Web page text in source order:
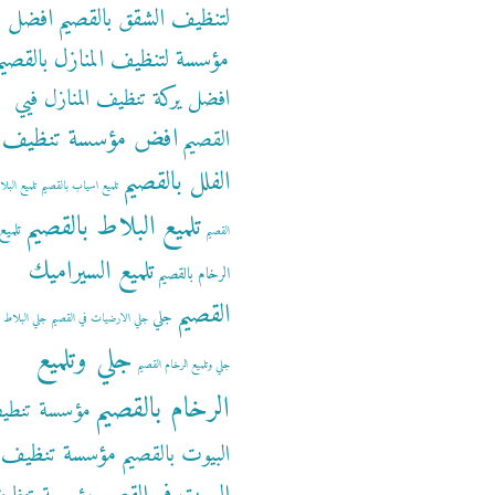
لتنظيف الشقق بالقصيمافضل
مؤسسة لتنظيف المنازل
افضل يركة تنظيف المنازل فيي
القصيمافض مؤسسة تنظيف
الفلل بالقصيم تلميع اسياب بالقصيم تلميع
القصيم تلميع البلاط بالقصيم تلميع
الرخام بالقصيمتلميع السيراميك
القصيم جلي جلي الارضيات في القصيم جلي البلاط
جلي وتلميع الرخام القصيم جلي وتلميع
الرخام بالقصيممؤسسة
البيوت بالقصيممؤسسة تنظيف